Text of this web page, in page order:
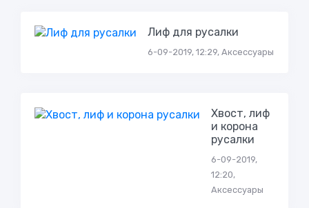
Лиф для русалки
6-09-2019, 12:29, Аксессуары
Хвост, лиф
и корона
русалки
6-09-2019,
12:20,
Аксессуары